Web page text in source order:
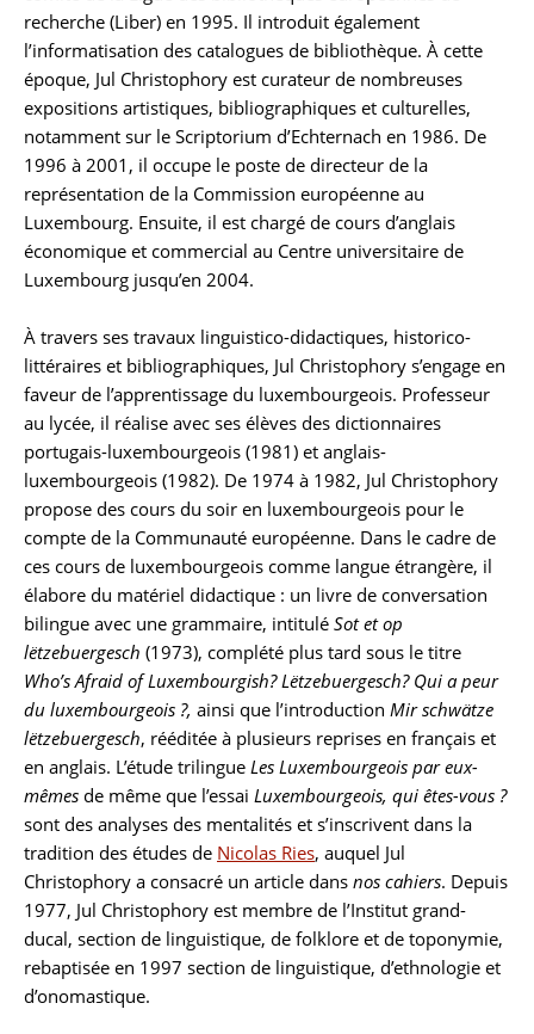
recherche (Liber) en 1995. Il introduit également
l’informatisation des catalogues de bibliothèque. À cette
époque, Jul Christophory est curateur de nombreuses
expositions artistiques, bibliographiques et culturelles,
notamment sur le Scriptorium d’Echternach en 1986. De
1996 à 2001, il occupe le poste de directeur de la
représentation de la Commission européenne au
Luxembourg. Ensuite, il est chargé de cours d’anglais
économique et commercial au Centre universitaire de
Luxembourg jusqu’en 2004.
À travers ses travaux linguistico-didactiques, historico-
littéraires et bibliographiques, Jul Christophory s’engage en
faveur de l’apprentissage du luxembourgeois. Professeur
au lycée, il réalise avec ses élèves des dictionnaires
portugais-luxembourgeois (1981) et anglais-
luxembourgeois (1982). De 1974 à 1982, Jul Christophory
propose des cours du soir en luxembourgeois pour le
compte de la Communauté européenne. Dans le cadre de
ces cours de luxembourgeois comme langue étrangère, il
élabore du matériel didactique : un livre de conversation
bilingue avec une grammaire, intitulé Sot et op
lëtzebuergesch (1973), complété plus tard sous le titre
Who’s Afraid of Luxembourgish? Lëtzebuergesch? Qui a peur
du luxembourgeois ?, ainsi que l’introduction Mir schwätze
lëtzebuergesch, rééditée à plusieurs reprises en français et
en anglais. L’étude trilingue Les Luxembourgeois par eux-
mêmes de même que l’essai Luxembourgeois, qui êtes-vous ?
sont des analyses des mentalités et s’inscrivent dans la
tradition des études de Nicolas Ries, auquel Jul
Christophory a consacré un article dans nos cahiers. Depuis
1977, Jul Christophory est membre de l’Institut grand-
ducal, section de linguistique, de folklore et de toponymie,
rebaptisée en 1997 section de linguistique, d’ethnologie et
d’onomastique.